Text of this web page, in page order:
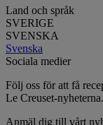
Land och språk
SVERIGE
SVENSKA
Svenska
Sociala medier
Följ oss för att få
Le Creuset-nyheterna.
Anmäl dig till vårt